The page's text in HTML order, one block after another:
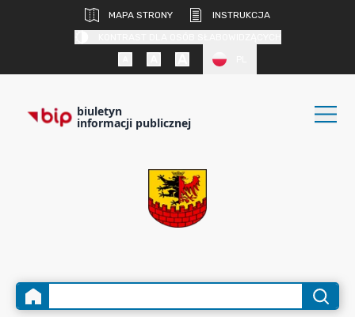
MAPA STRONY
INSTRUKCJA
biuletyn
informacji publicznej